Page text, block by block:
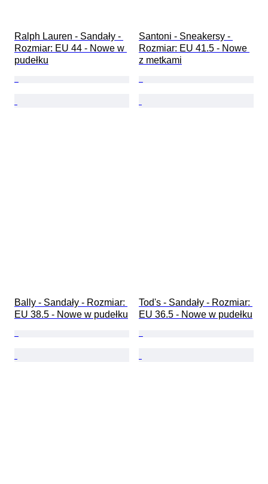
Ralph Lauren - Sandały -
Rozmiar: EU 44 - Nowe w
pudełku
Santoni - Sneakersy -
Rozmiar: EU 41.5 - Nowe
z metkami
Bally - Sandały - Rozmiar:
EU 38.5 - Nowe w pudełku
Tod's - Sandały - Rozmiar:
EU 36.5 - Nowe w pudełku